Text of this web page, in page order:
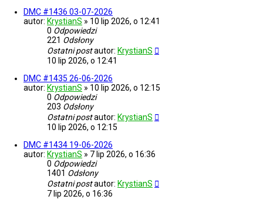
DMC #1436 03-07-2026
autor: KrystianS » 10 lip 2026, o 12:41
0 Odpowiedzi
221 Odsłony
Ostatni postautor: KrystianS
10 lip 2026, o 12:41
DMC #1435 26-06-2026
autor: KrystianS » 10 lip 2026, o 12:15
0 Odpowiedzi
203 Odsłony
Ostatni postautor: KrystianS
10 lip 2026, o 12:15
DMC #1434 19-06-2026
autor: KrystianS » 7 lip 2026, o 16:36
0 Odpowiedzi
1401 Odsłony
Ostatni postautor: KrystianS
7 lip 2026, o 16:36